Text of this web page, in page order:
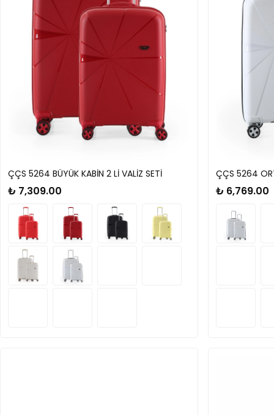
ÇÇS 5264 BÜYÜK KABİN 2 Lİ VALİZ SETİ
₺ 7,309.00
ÇÇS 5264
₺ 6,769.00